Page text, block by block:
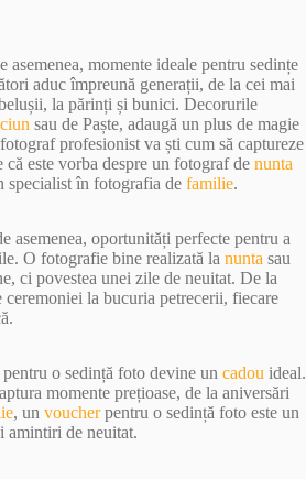
asemenea, momente ideale pentru sedințe
aduc împreună generații, de la cei mai
la părinți și bunici. Decorurile
sau de Paște, adaugă un plus de magie
profesionist va ști cum să captureze
că este vorba despre un fotograf de nunta
specialist în fotografia de familie.
asemenea, oportunități perfecte pentru a
O fotografie bine realizată la nunta sau
ci povestea unei zile de neuitat. De la
ceremoniei la bucuria petrecerii, fiecare
o sedință foto devine un cadou ideal.
momente prețioase, de la aniversări
, un voucherpentru o sedință foto este un
amintiri de neuitat.